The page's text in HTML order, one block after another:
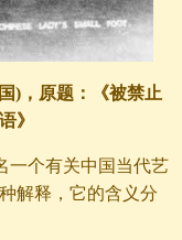
)，原题：《被禁止
》
一个有关中国当代艺
解释，它的含义分